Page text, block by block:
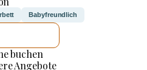
Babyfreundlich
buchen
Angebote